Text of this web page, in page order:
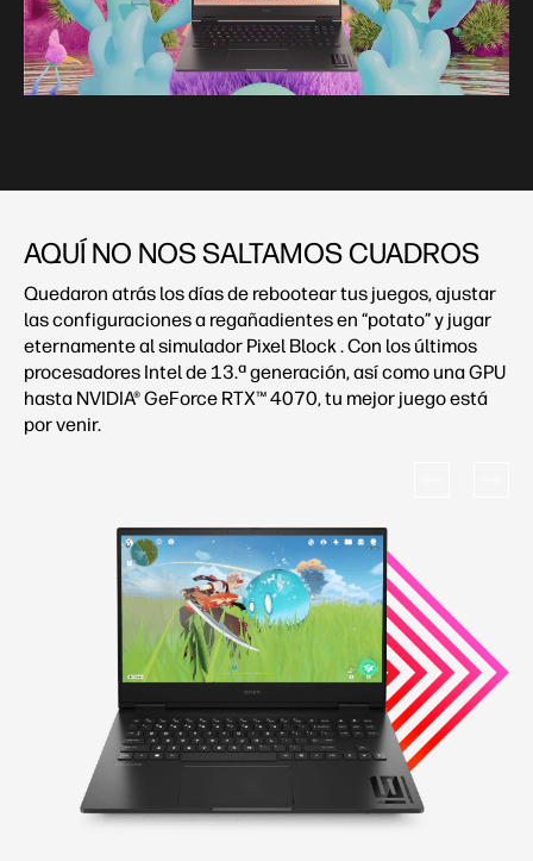
AQUÍ NO NOS SALTAMOS CUADROS
Quedaron atrás los días de rebootear tus juegos, ajustar
las configuraciones a regañadientes en “potato” y jugar
eternamente al simulador Pixel Block . Con los últimos
procesadores Intel de 13.ª generación, así como una GPU
hasta NVIDIA® GeForce RTX™ 4070, tu mejor juego está
por venir.